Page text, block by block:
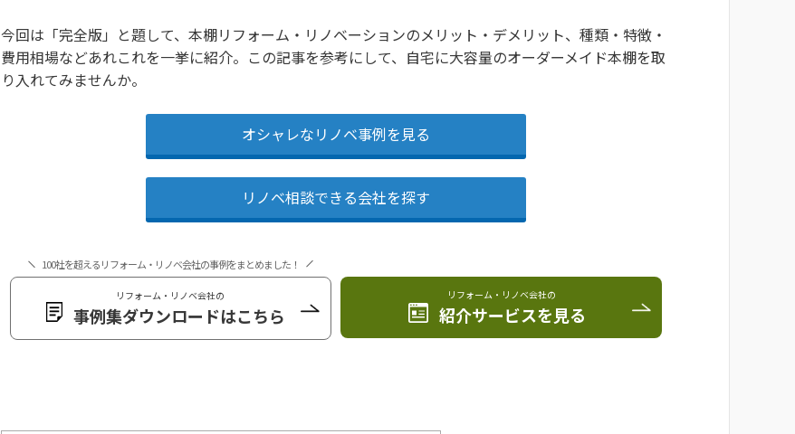
今回は「完全版」と題して、本棚リフォーム・リノベーションのメリット・デメリット、種類・特徴・
費用相場などあれこれを一挙に紹介。この記事を参考にして、自宅に大容量のオーダーメイド本棚を取
り入れてみませんか。
オシャレなリノベ事例を見る
リノベ相談できる会社を探す
100社を超えるリフォーム・リノベ会社の事例をまとめました！
リフォーム・リノベ会社の
事例集ダウンロードはこちら
リフォーム・リノベ会社の
紹介サービスを見る